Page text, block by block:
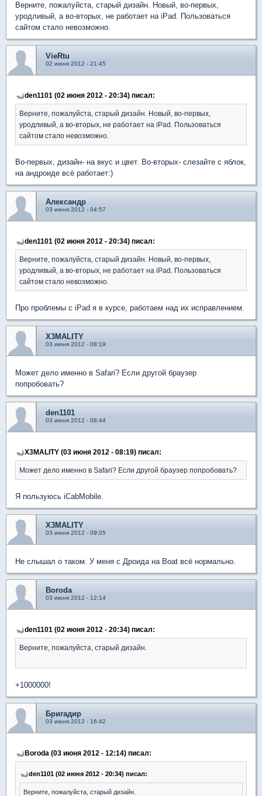
Верните, пожалуйста, старый дизайн. Новый, во-первых,
уродливый, а во-вторых, не работает на iPad. Пользоваться
сайтом стало невозможно.
VieRtu
02 июня 2012 - 21:45
den1101 (02 июня 2012 - 20:34) писал:
Верните, пожалуйста, старый дизайн. Новый, во-первых,
уродливый, а во-вторых, не работает на iPad. Пользоваться
сайтом стало невозможно.
Во-первых, дизайн- на вкус и цвет. Во-вторых- слезайте с яблок,
на андроиде всё работает:)
Александр
03 июня 2012 - 04:57
den1101 (02 июня 2012 - 20:34) писал:
Верните, пожалуйста, старый дизайн. Новый, во-первых,
уродливый, а во-вторых, не работает на iPad. Пользоваться
сайтом стало невозможно.
Про проблемы с iPad я в курсе, работаем над их исправлением.
X3MALITY
03 июня 2012 - 08:19
Может дело именно в Safari? Если другой браузер
попробовать?
den1101
03 июня 2012 - 08:44
X3MALITY (03 июня 2012 - 08:19) писал:
Может дело именно в Safari? Если другой браузер попробовать?
Я пользуюсь iCabMobile.
X3MALITY
03 июня 2012 - 09:05
Не слышал о таком. У меня с Дроида на Boat всё нормально.
Boroda
03 июня 2012 - 12:14
den1101 (02 июня 2012 - 20:34) писал:
Верните, пожалуйста, старый дизайн.
+1000000!
Бригадир
03 июня 2012 - 16:42
Boroda (03 июня 2012 - 12:14) писал:
den1101 (02 июня 2012 - 20:34) писал:
Верните, пожалуйста, старый дизайн.